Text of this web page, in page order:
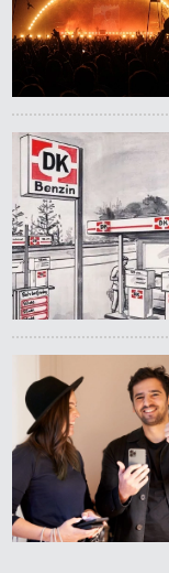
0,39 kr.
1 dåse suppe
0,86 kr.